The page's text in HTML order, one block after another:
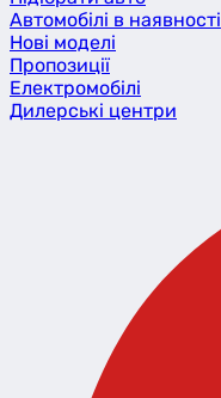
Автомобілі в наявності
Нові моделі
Пропозиції
Eлектромобілі
Дилерські центри